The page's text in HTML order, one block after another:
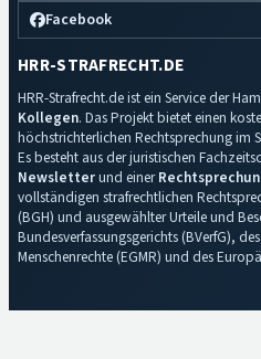
Facebook
HRR-STRAFRECHT.DE
HRR-Strafrecht.de ist ein Service der
Kollegen. Das Projekt bietet einen
höchstrichterlichen Rechtsprechung im
Es besteht aus der juristischen
Newsletterund einer
vollständigen strafrechtlichen
(BGH) und ausgewählter Urteile und
Bundesverfassungsgerichts (BVerfG),
Menschenrechte (EGMR) und des